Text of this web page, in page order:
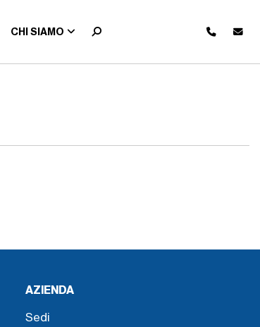
CHI SIAMO
AZIENDA
Sedi